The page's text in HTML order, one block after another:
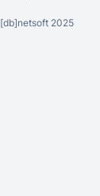
[db]netsoft2025